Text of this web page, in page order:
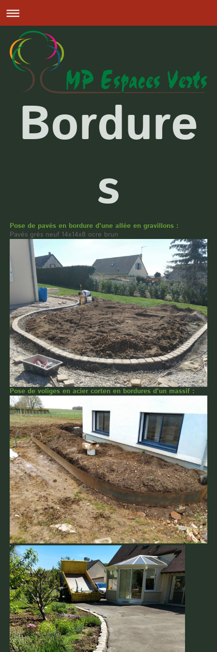
Bordure
s
Pose de pavés en bordure d'une allée en gravillons :
Pavés grès neuf 14x14x8 ocre brun
Pose de voliges en acier corten en bordures d'un massif :